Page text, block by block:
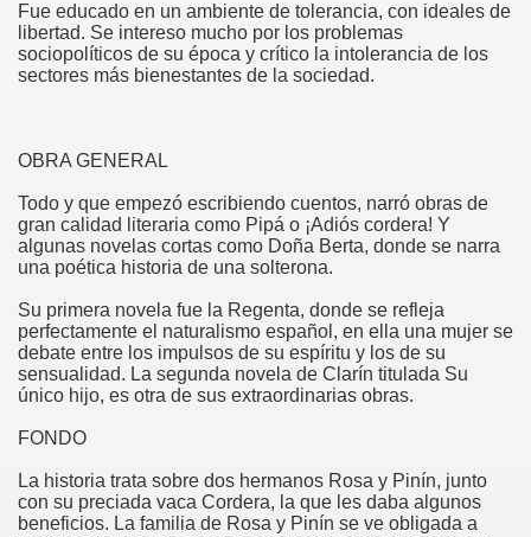
Fue educado en un ambiente de tolerancia, con ideales de
libertad. Se intereso mucho por los problemas
sociopolíticos de su época y crítico la intolerancia de los
sectores más bienestantes de la sociedad.
OBRA GENERAL
Todo y que empezó escribiendo cuentos, narró obras de
gran calidad literaria como Pipá o ¡Adiós cordera! Y
algunas novelas cortas como Doña Berta, donde se narra
una poética historia de una solterona.
Su primera novela fue la Regenta, donde se refleja
perfectamente el naturalismo español, en ella una mujer se
debate entre los impulsos de su espíritu y los de su
sensualidad. La segunda novela de Clarín titulada Su
único hijo, es otra de sus extraordinarias obras.
FONDO
La historia trata sobre dos hermanos Rosa y Pinín, junto
con su preciada vaca Cordera, la que les daba algunos
beneficios. La familia de Rosa y Pinín se ve obligada a